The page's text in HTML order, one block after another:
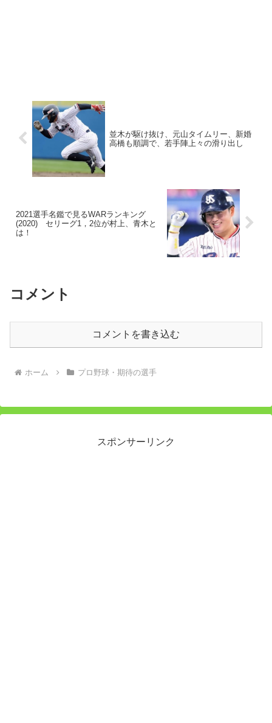
並木が駆け抜け、元山タイムリー、新婚
高橋も順調で、若手陣上々の滑り出し
2021選手名鑑で見るWARランキング
(2020) セリーグ1，2位が村上、青木と
は！
コメント
コメントを書き込む
ホーム プロ野球・期待の選手
スポンサーリンク